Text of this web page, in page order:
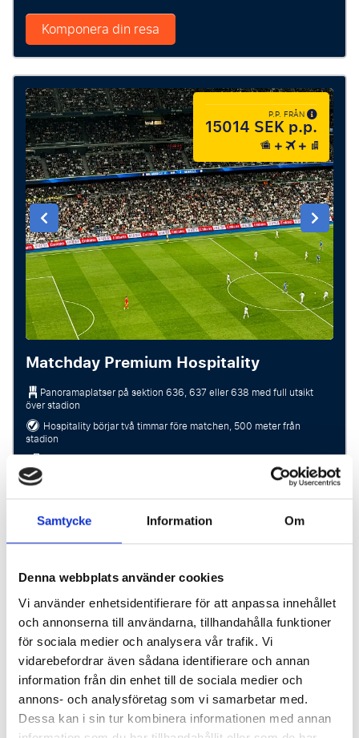
Samtycke Information Om
Denna webbplats använder cookies
Vi använder enhetsidentifierare för att anpassa innehållet
och annonserna till användarna, tillhandahålla funktioner
för sociala medier och analysera vår trafik. Vi
vidarebefordrar även sådana identifierare och annan
information från din enhet till de sociala medier och
annons- och analysföretag som vi samarbetar med.
Dessa kan i sin tur kombinera informationen med annan
Komponera din resa
P.P. FRÅN
15014 SEK p.p.
Matchday Premium Hospitality
Panoramaplatser på sektion 636, 637 eller 638 med full utsikt
över stadion
Hospitality börjar två timmar före matchen, 500 meter från
stadion
Fri bar
Autentiska matstationer (olika matkoncept)
2 nätter
Komponera din resa
P.P. FRÅN
15961 SEK p.p.